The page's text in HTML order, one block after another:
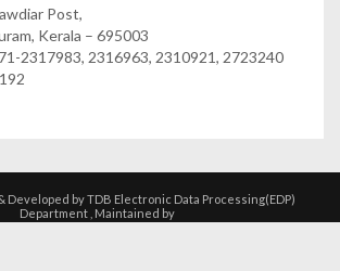
Post,
Kerala – 695003
2317983, 2316963, 2310921, 2723240
Developed by TDB Electronic Data Processing(EDP)
Department , Maintained by